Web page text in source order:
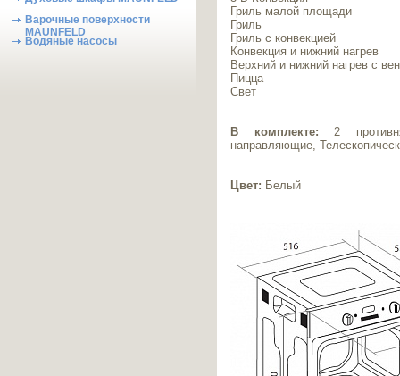
Варочные поверхности
MAUNFELD
Водяные насосы
Гриль малой площади
Гриль
Гриль с конвекцией
Конвекция и нижний нагрев
Верхний и нижний нагрев с
Пицца
Свет
В комплекте: 2
направляющие,
Цвет: Белый